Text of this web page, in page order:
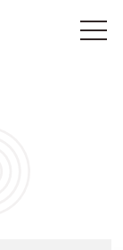
t